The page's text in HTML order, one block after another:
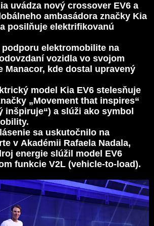
uvádza nový crossover EV6 a
ambasádora značky Kia
posilňuje elektrifikovanú
elektromobilite na
vozidla vo svojom
Manacor, kde dostal upravený
model Kia EV6 stelesňuje
„Movement that inspires“
inšpiruje“) a slúži ako symbol
sa uskutočnilo na
v Akadémii Rafaela Nadala,
energie slúžil model EV6
funkcie V2L (vehicle-to-load).